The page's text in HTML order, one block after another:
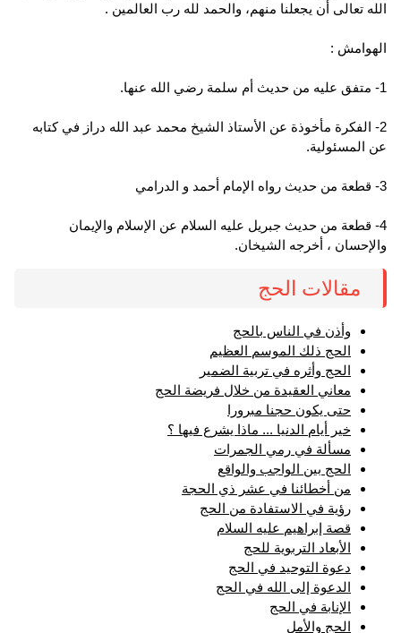
الله تعالى أن يجعلنا منهم، والحمد لله رب العالمين .
الهوامش :
1- متفق عليه من حديث أم سلمة رضي الله عنها.
2- الفكرة مأخوذة عن الأستاذ الشيخ محمد عبد الله دراز في كتابه
عن المسئولية.
3- قطعة من حديث رواه الإمام أحمد و الدرامي
4- قطعة من حديث جبريل عليه السلام عن الإسلام والإيمان
والإحسان ، أخرجه الشيخان.
مقالات الحج
وأذن في الناس بالحج
الحج ذلك الموسم العظيم
الحج وأثره في تربية الضمير
معاني العقيدة من خلال فريضة الحج
حتى يكون حجنا مبرورا
خير أيام الدنيا ... ماذا يشرع فيها ؟
مسألة في رمي الجمرات
الحج بين الواجب والواقع
من أخطائنا في عشر ذي الحجة
رؤية في الاستفادة من الحج
قصة إبراهيم عليه السلام
الأبعاد التربوية للحج
دعوة التوحيد في الحج
الدعوة إلى الله في الحج
الإنابة في الحج
الحج والأمل